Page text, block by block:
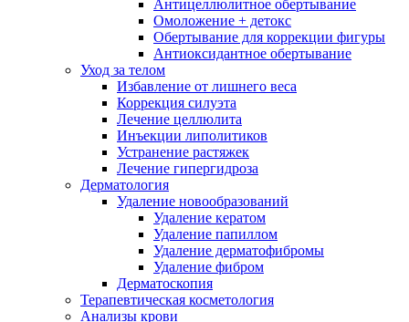
Антицеллюлитное обертывание
Омоложение + детокс
Обертывание для коррекции фигуры
Антиоксидантное обертывание
Уход за телом
Избавление от лишнего веса
Коррекция силуэта
Лечение целлюлита
Инъекции липолитиков
Устранение растяжек
Лечение гипергидроза
Дерматология
Удаление новообразований
Удаление кератом
Удаление папиллом
Удаление дерматофибромы
Удаление фибром
Дерматоскопия
Терапевтическая косметология
Анализы крови